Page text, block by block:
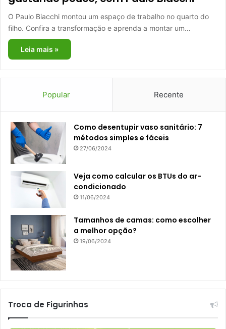
O Paulo Biacchi montou um espaço de trabalho no quarto do
filho. Confira a transformação e aprenda a montar um…
Leia mais »
Popular Recente
Como desentupir vaso sanitário: 7
métodos simples e fáceis
27/06/2024
Veja como calcular os BTUs do ar-
condicionado
11/06/2024
Tamanhos de camas: como escolher
a melhor opção?
19/06/2024
Troca de Figurinhas